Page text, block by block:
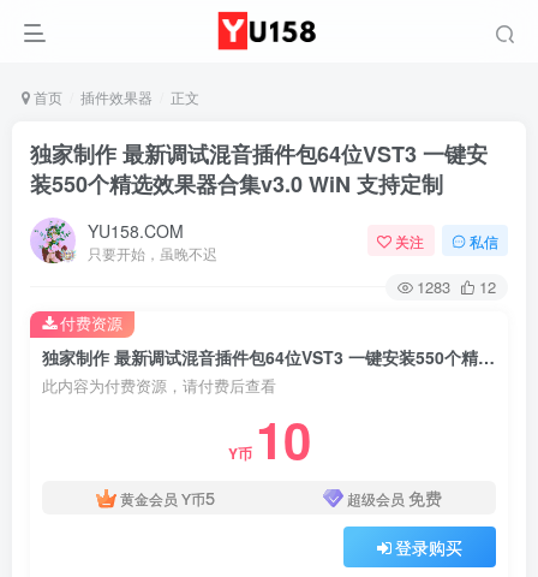
首页 插件效果器 正文
独家制作 最新调试混音插件包64位VST3 一键安
装550个精选效果器合集v3.0 WiN 支持定制
YU158.COM
只要开始，虽晚不迟
关注 私信
1283 12
独家制作 最新调试混音插件包64位VST3 一键安装550个精选效果器合集v3.0 WiN 支持定制
此内容为付费资源，请付费后查看
Y币 10
黄金会员 Y币5 超级会员 免费
登录购买
付费资源